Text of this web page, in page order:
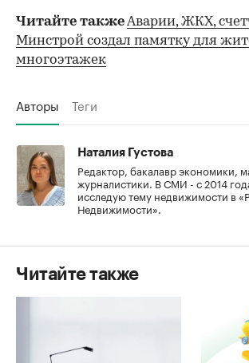
Читайте такжеАварии, ЖКХ,
Минстрой создал памятку для
многоэтажек
Авторы Теги
Наталия Густова
Редактор, бакалавр экономики,
журналистики. В СМИ - с 2014
исследую тему недвижимости в
Недвижимости».
Читайте также